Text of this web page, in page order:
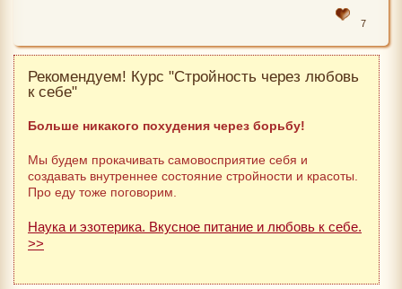
7
Рекомендуем! Курс "Стройность через любовь
к себе"
Больше никакого похудения через борьбу!
Мы будем прокачивать самовосприятие себя и
создавать внутреннее состояние стройности и красоты.
Про еду тоже поговорим.
Наука и эзотерика. Вкусное питание и любовь к себе.
>>